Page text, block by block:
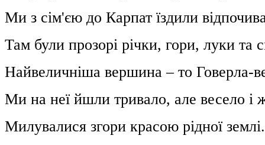
Ми з сім'єю до Карпат їздили
Там були прозорі річки, гори, луки та
Найвеличніша вершина – то Говерла-
Ми на неї йшли тривало, але весело і
Милувалися згори красою рідної землі.